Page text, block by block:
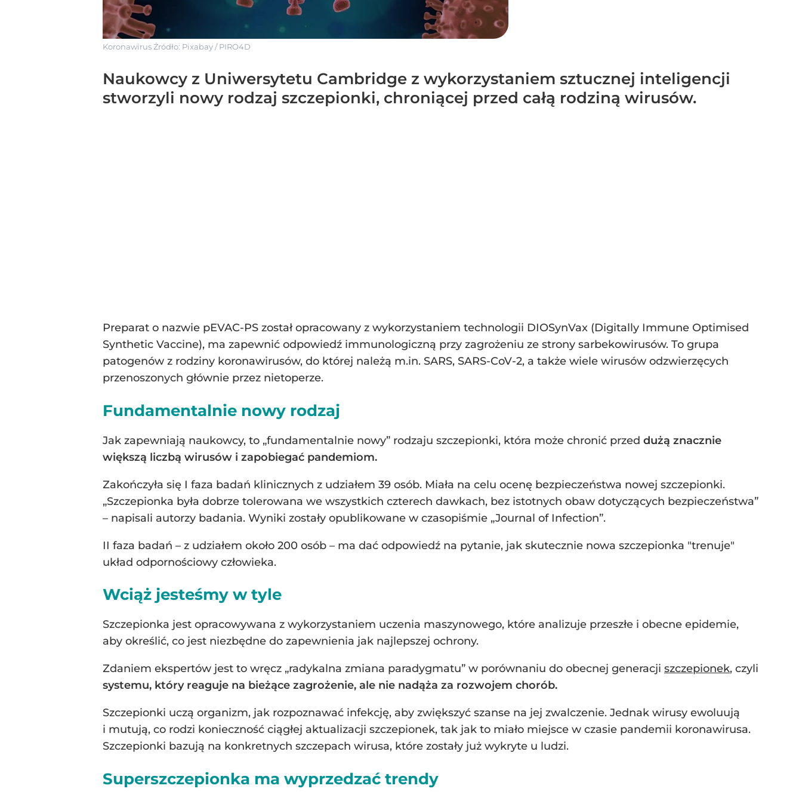
KoronawirusŹródło: Pixabay/PIRO4D
Naukowcy z Uniwersytetu Cambridge z wykorzystaniem sztucznej inteligencji
stworzyli nowy rodzaj szczepionki, chroniącej przed całą rodziną wirusów.
Preparat o nazwie pEVAC-PS został opracowany z wykorzystaniem technologii DIOSynVax (Digitally Immune Optimised
Synthetic Vaccine), ma zapewnić odpowiedź immunologiczną przy zagrożeniu ze strony sarbekowirusów. To grupa
patogenów z rodziny koronawirusów, do której należą m.in. SARS, SARS-CoV-2, a także wiele wirusów odzwierzęcych
przenoszonych głównie przez nietoperze.
Fundamentalnie nowy rodzaj
Jak zapewniają naukowcy, to „fundamentalnie nowy” rodzaju szczepionki, która może chronić przed dużą znacznie
większą liczbą wirusów i zapobiegać pandemiom.
Zakończyła się I faza badań klinicznych z udziałem 39 osób. Miała na celu ocenę bezpieczeństwa nowej szczepionki.
„Szczepionka była dobrze tolerowana we wszystkich czterech dawkach, bez istotnych obaw dotyczących bezpieczeństwa”
– napisali autorzy badania. Wyniki zostały opublikowane w czasopiśmie „Journal of Infection”.
II faza badań – z udziałem około 200 osób – ma dać odpowiedź na pytanie, jak skutecznie nowa szczepionka "trenuje"
układ odpornościowy człowieka.
Wciąż jesteśmy w tyle
Szczepionka jest opracowywana z wykorzystaniem uczenia maszynowego, które analizuje przeszłe i obecne epidemie,
aby określić, co jest niezbędne do zapewnienia jak najlepszej ochrony.
Zdaniem ekspertów jest to wręcz „radykalna zmiana paradygmatu” w porównaniu do obecnej generacji szczepionek, czyli
systemu, który reaguje na bieżące zagrożenie, ale nie nadąża za rozwojem chorób.
Szczepionki uczą organizm, jak rozpoznawać infekcję, aby zwiększyć szanse na jej zwalczenie. Jednak wirusy ewoluują
i mutują, co rodzi konieczność ciągłej aktualizacji szczepionek, tak jak to miało miejsce w czasie pandemii koronawirusa.
Szczepionki bazują na konkretnych szczepach wirusa, które zostały już wykryte u ludzi.
Superszczepionka ma wyprzedzać trendy